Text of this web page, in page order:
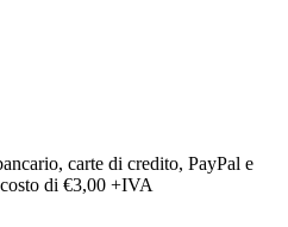
carte di credito, PayPal e
di €3,00 +IVA